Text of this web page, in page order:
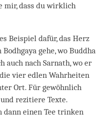
mir, dass du wirklich
Beispiel dafür, das Herz
gehe, wo Buddha
auch nach Sarnath, wo er
vier edlen Wahrheiten
Ort. Für gewöhnlich
rezitiere Texte.
dann einen Tee trinken